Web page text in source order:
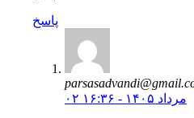
پاسخ
۰۲ مرداد ۱۴۰۵ - ۱۶:۳۶